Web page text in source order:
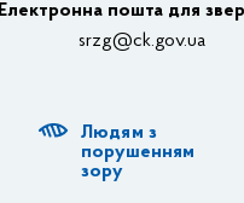
Структурні підрозділи ОДА
Діяльність ОДА
Електронна пошта для
srzg@ck.gov.ua
Людям з
порушенням
зору